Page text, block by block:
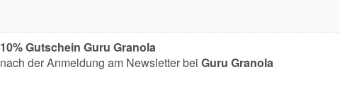
10% Gutschein Guru Granola
nach der Anmeldung am Newsletter bei Guru Granola